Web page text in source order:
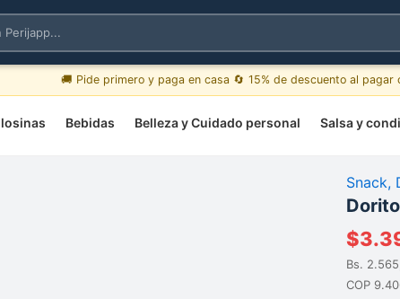
🚚 Pide primero y paga en casa 🔄 15% de descuento al pagar
Bebidas Belleza y Cuidado personal Salsa y
Snack,
$
Bs.
COP